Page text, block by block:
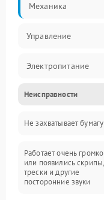
Механика
Управление
Электропитание
Датчики
Электроника
Электрика
Механические
Неисправности
Не захватывает бумагу
Работает очень громко
или появились скрипы,
трески и другие
посторонние звуки